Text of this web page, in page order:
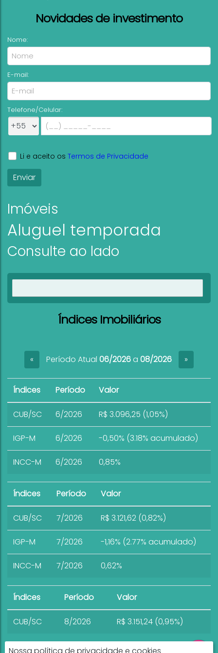
Novidades de investimento
Nome:
E-mail:
Telefone/Celular:
Li e aceito os Termos de Privacidade
Imóveis
Aluguel temporada
Consulte ao lado
Índices Imobiliários
« Período Atual 06/2026a 08/2026 »
Índices Período Valor
CUB/SC 6/2026 R$ 3.096,25 (1,05%)
IGP-M 6/2026 -0,50% (3.18% acumulado)
INCC-M 6/2026 0,85%
Índices Período Valor
CUB/SC 7/2026 R$ 3.121,62 (0,82%)
IGP-M 7/2026 -1,16% (2.77% acumulado)
INCC-M 7/2026 0,62%
Índices Período Valor
CUB/SC 8/2026 R$ 3.151,24 (0,95%)